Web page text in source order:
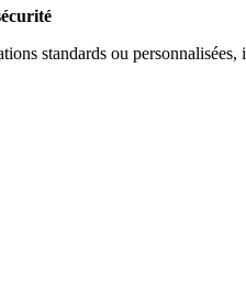
standards ou personnalisées,